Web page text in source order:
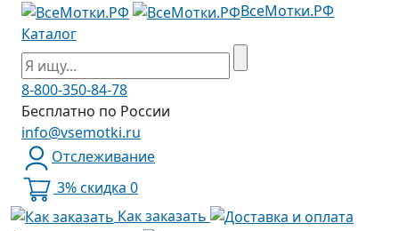
ВсеМотки.РФ
Каталог
8-800-350-84-78
Бесплатно по России
info@vsemotki.ru
Отслеживание
3% скидка 0
Как заказать